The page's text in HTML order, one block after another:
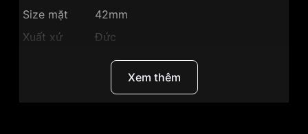
Size mặt
42mm
Xuất xứ
Đức
Vỏ Thép không gỉ mạ vàng PVD
Mặt trònXem thêm